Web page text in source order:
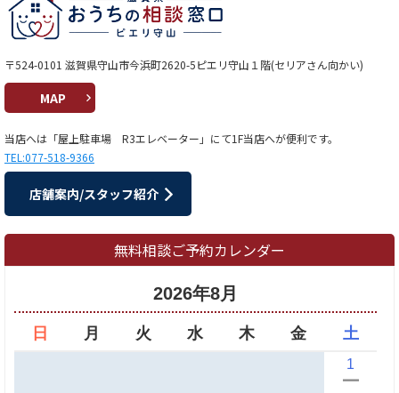
〒524-0101 滋賀県守山市今浜町2620-5ピエリ守山１階(セリアさん向かい)
MAP
当店へは「屋上駐車場 R3エレベーター」にて1F当店へが便利です。
TEL:077-518-9366
店舗案内/スタッフ紹介
無料相談ご予約カレンダー
2026年8月
日 月 火 水 木 金 土
1
ー